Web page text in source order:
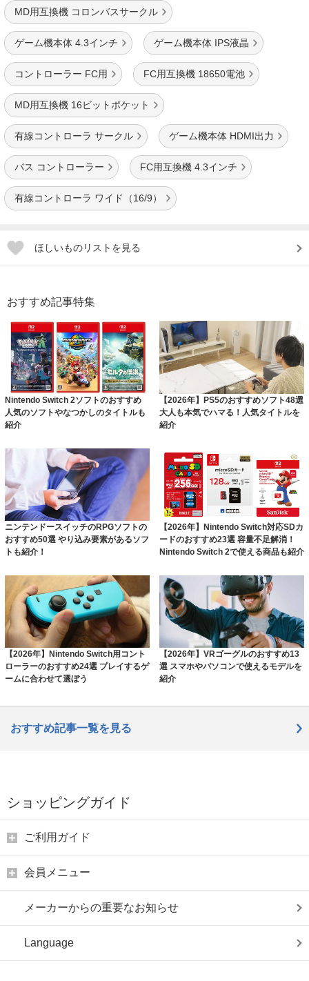
MD用互換機 コロンバスサークル
ゲーム機本体 4.3インチ ゲーム機本体 IPS液晶
コントローラー FC用 FC用互換機 18650電池
MD用互換機 16ビットポケット
有線コントローラ サークル ゲーム機本体 HDMI出力
バス コントローラー FC用互換機 4.3インチ
有線コントローラ ワイド（16/9）
ほしいものリストを見る
おすすめ記事特集
Nintendo Switch 2ソフトのおすすめ
人気のソフトやなつかしのタイトルも
紹介
【2026年】PS5のおすすめソフト48選
大人も本気でハマる！人気タイトルを
紹介
ニンテンドースイッチのRPGソフトの
おすすめ50選 やり込み要素があるソフ
トも紹介！
【2026年】Nintendo Switch対応SDカ
ードのおすすめ23選 容量不足解消！
Nintendo Switch 2で使える商品も紹介
【2026年】Nintendo Switch用コント
ローラーのおすすめ24選 プレイするゲ
ームに合わせて選ぼう
【2026年】VRゴーグルのおすすめ13
選 スマホやパソコンで使えるモデルを
紹介
おすすめ記事一覧を見る
ショッピングガイド
ご利用ガイド
会員メニュー
メーカーからの重要なお知らせ
Language